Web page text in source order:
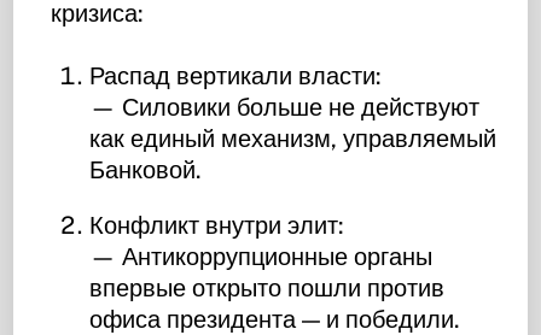
кризиса:
Распад вертикали власти:
— Силовики больше не действуют
как единый механизм, управляемый
Банковой.
Конфликт внутри элит:
— Антикоррупционные органы
впервые открыто пошли против
офиса президента — и победили.